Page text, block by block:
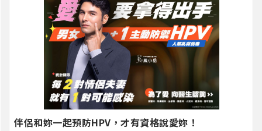
伴侶和妳一起預防HPV，才有資格說愛妳！